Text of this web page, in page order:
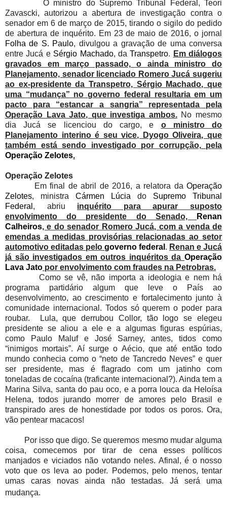
O ministro do Supremo Tribunal Federal, Teori
Zavascki, autorizou a abertura de investigação contra o
senador em 6 de março de 2015, tirando o sigilo do pedido
de abertura de inquérito. Em 23 de maio de 2016, o jornal
Folha de S. Paulo, divulgou a gravação de uma conversa
entre Jucá e Sérgio Machado, daTranspetro. Em diálogos
gravados em março passado, o ainda ministro do
Planejamento, senador licenciado Romero Jucá sugeriu
ao ex-presidente da Transpetro, Sérgio Machado, que
uma “mudança” no governo federal resultaria em um
pacto para “estancar a sangria” representada pela
Operação Lava Jato, que investiga ambos.No mesmo
dia Jucá se licenciou do cargo, e o ministro do
Planejamento interino é seu vice, Dyogo Oliveira, que
também está sendo investigado por corrupção, pela
Operação Zelotes.
Operação Zelotes
Em final de abril de 2016, a relatora da Operação
Zelotes, ministra Cármen Lúcia do Supremo Tribunal
Federal , abriu inquérito para apurar suposto
envolvimento do presidente do Senado,
Renan
Calheiros, e do senador Romero Jucá, com a venda de
emendas a medidas provisórias relacionadas ao setor
automotivo editadas pelo governo federal . Renan e Jucá
já são investigados em outros inquéritos da Operação
Lava Jato por envolvimento com fraudes na Petrobras.
Como se vê, não importa a ideologia e nem há
programa partidário algum que leve o País ao
desenvolvimento, ao crescimento e fortalecimento junto à
comunidade internacional. Todos só querem o poder para
roubar. Lula, que derrubou Collor, tão logo se elegeu
presidente se aliou a ele e a algumas figuras espúrias,
como Paulo Maluf e José Sarney, antes, tidos como
“inimigos mortais”. Aí surge o Aécio, que até então todo
mundo conhecia como o “neto de Tancredo Neves” e quer
ser presidente, mas é flagrado com um jatinho com
toneladas de cocaína (traficante internacional?). Ainda tem a
Marina Silva, santa do pau oco, e a porra louca da Heloísa
Helena, todos jurando morrer de amores pelo Brasil e
transpirado ares de honestidade por todos os poros. Ora,
vão pentear macacos!
Por isso que digo. Se queremos mesmo mudar alguma
coisa, comecemos por tirar de cena esses políticos
manjados e viciados não votando neles. Afinal, é o nosso
voto que os leva ao poder. Podemos, pelo menos, tentar
umas caras novas ainda não testadas. Já será uma
mudança.